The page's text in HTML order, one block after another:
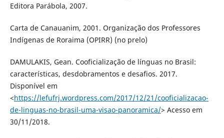
Editora Parábola, 2007.
Carta de Canauanim, 2001. Organização dos Professores
Indígenas de Roraima (OPIRR) (no prelo)
DAMULAKIS, Gean. Cooficialização de línguas no Brasil:
características, desdobramentos e desafios. 2017.
Disponível em
<https://lefufrj.wordpress.com/2017/12/21/cooficializacao-
de-linguas-no-brasil-uma-visao-panoramica/> Acesso em
30/11/2018.